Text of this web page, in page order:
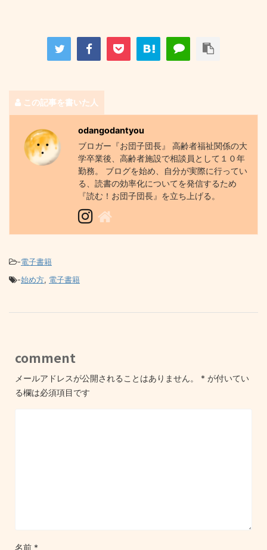
この記事を書いた人
odangodantyou
ブロガー『お団子団長』 高齢者福祉関係の大
学卒業後、高齢者施設で相談員として１０年
勤務。 ブログを始め、自分が実際に行ってい
る、読書の効率化についてを発信するため
『読む！お団子団長』を立ち上げる。
-電子書籍
-始め方, 電子書籍
comment
メールアドレスが公開されることはありません。 * が付いてい
る欄は必須項目です
名前 *